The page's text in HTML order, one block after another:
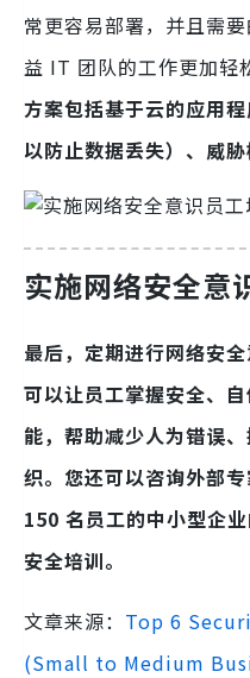
常更容易部署，并且需
益 IT 团队的工作更加轻
方案包括基于云的应用
以防止数据丢失）、威胁
实施网络安全意
最后，定期进行网络安
可以让员工掌握安全、
能，帮助减少人为错误
织。您还可以咨询外部
150 名员工的中小型企
安全培训。
文章来源： Top 6
(Small to Medium